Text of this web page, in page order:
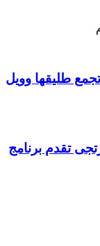
طليقها وويل
تقدم برنامج